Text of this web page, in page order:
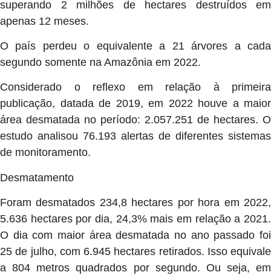
superando 2 milhões de hectares destruídos em
apenas 12 meses.
O país perdeu o equivalente a 21 árvores a cada
segundo somente na Amazônia em 2022.
Considerado o reflexo em relação à primeira
publicação, datada de 2019, em 2022 houve a maior
área desmatada no período: 2.057.251 de hectares. O
estudo analisou 76.193 alertas de diferentes sistemas
de monitoramento.
Desmatamento
Foram desmatados 234,8 hectares por hora em 2022,
5.636 hectares por dia, 24,3% mais em relação a 2021.
O dia com maior área desmatada no ano passado foi
25 de julho, com 6.945 hectares retirados. Isso equivale
a 804 metros quadrados por segundo. Ou seja, em